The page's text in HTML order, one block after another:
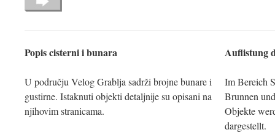
Popis cisterni i bunara Auflistung
U području Velog Grablja sadrži brojne bunare i
gustirne. Istaknuti objekti detaljnije su opisani na
njihovim stranicama.
Im Bereich
Brunnen
Objekte
dargestellt.